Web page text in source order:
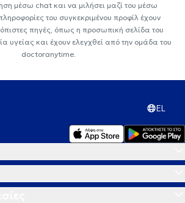
μέσω chat και να μιλήσει μαζί του μέσω
του συγκεκριμένου προφίλ έχουν
πηγές, όπως η προσωπική σελίδα του
υγείας και έχουν ελεγχθεί από την ομάδα του
doctoranytime.
EL